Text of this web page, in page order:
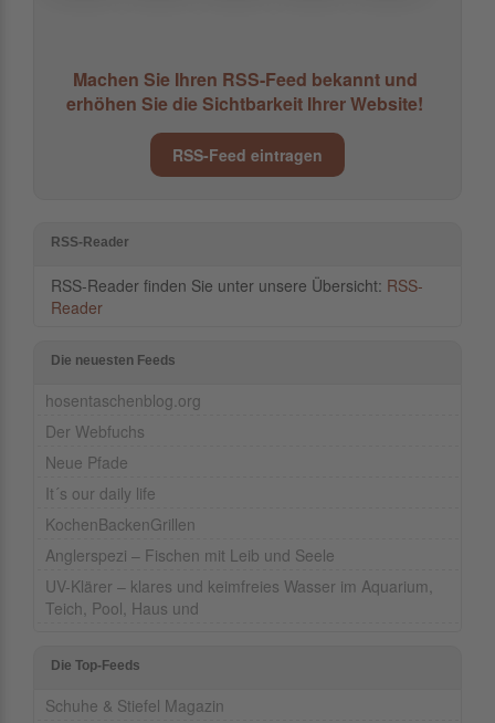
Machen Sie Ihren RSS-Feed bekannt und
erhöhen Sie die Sichtbarkeit Ihrer Website!
RSS-Feed eintragen
RSS-Reader
RSS-Reader finden Sie unter unsere Übersicht: RSS-
Reader
Die neuesten Feeds
hosentaschenblog.org
Der Webfuchs
Neue Pfade
It´s our daily life
KochenBackenGrillen
Anglerspezi – Fischen mit Leib und Seele
UV-Klärer – klares und keimfreies Wasser im Aquarium,
Teich, Pool, Haus und
Die Top-Feeds
Schuhe & Stiefel Magazin